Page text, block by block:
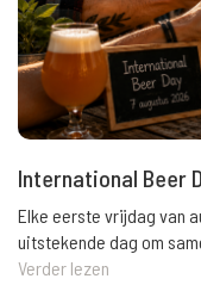
International Beer
Elke eerste vrijdag van
uitstekende dag om
Verder lezen